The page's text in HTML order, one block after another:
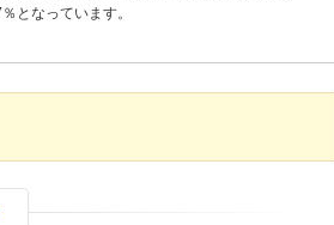
となっています。